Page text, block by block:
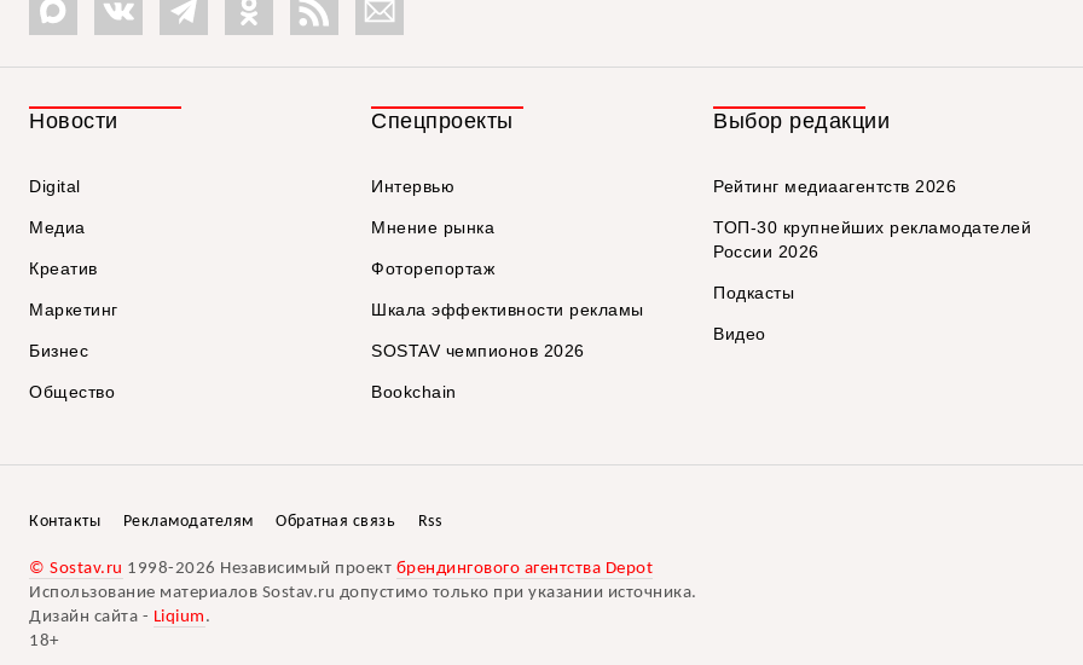
Новости
Digital
Медиа
Креатив
Маркетинг
Бизнес
Общество
Спецпроекты
Интервью
Мнение рынка
Фоторепортаж
Шкала эффективности рекламы
SOSTAV чемпионов 2026
Bookchain
Выбор редакции
Рейтинг медиаагентств 2026
ТОП-30 крупнейших рекламодателей
России 2026
Подкасты
Видео
Контакты Рекламодателям Обратная связь Rss
© Sostav.ru 1998-2026 Независимый проект брендингового агентства Depot
Использование материалов Sostav.ru допустимо только при указании источника.
Дизайн сайта - Liqium .
18+